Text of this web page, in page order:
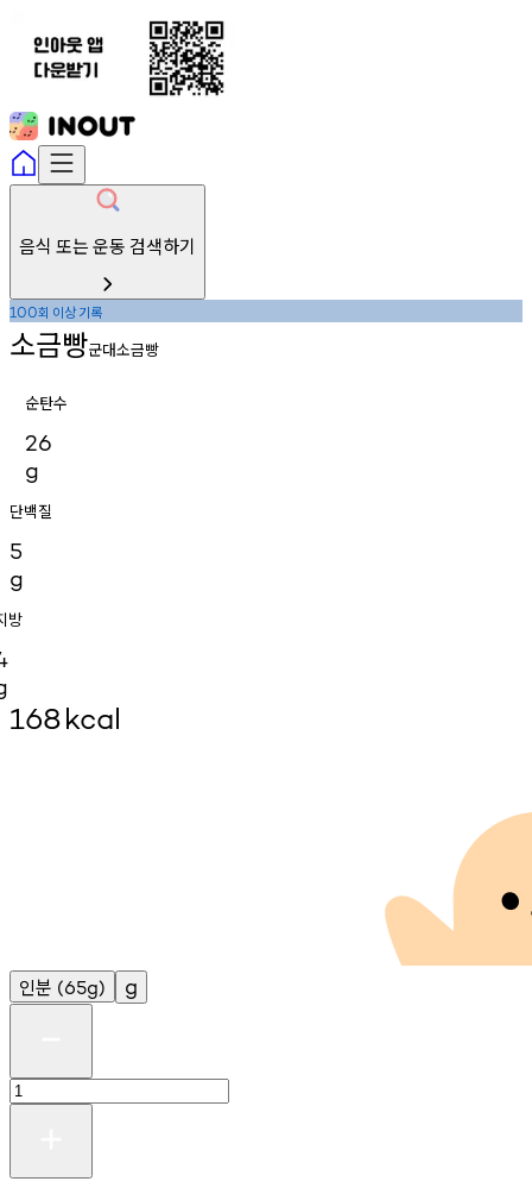
음식 또는 운동 검색하기
100회 이상기록
소금빵군대소금빵
순탄수
26
g
단백질
5
g
방
168kcal
인분 (65g) g